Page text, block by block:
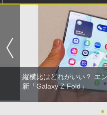
縦横比はどれがいい？ エ
新「Galaxy Z Fold」
●